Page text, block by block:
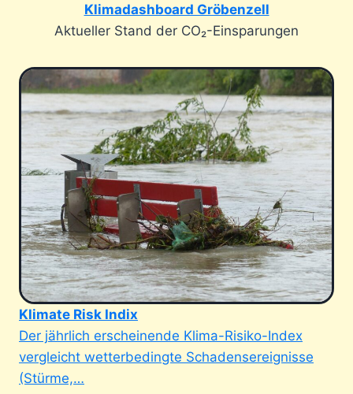
Klimadashboard Gröbenzell
Aktueller Stand der CO₂-Einsparungen
Klimate Risk Indix
Der jährlich erscheinende Klima-Risiko-Index
vergleicht wetterbedingte Schadensereignisse
(Stürme,…